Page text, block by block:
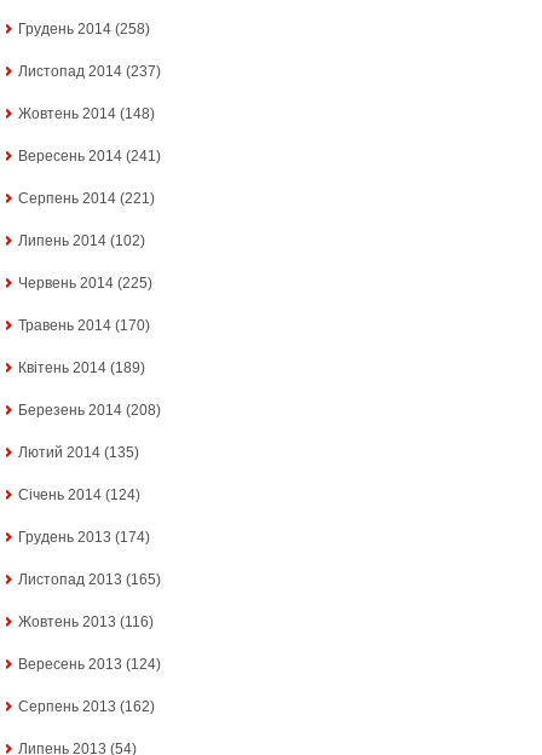
Грудень 2014 (258)
Листопад 2014 (237)
Жовтень 2014 (148)
Вересень 2014 (241)
Серпень 2014 (221)
Липень 2014 (102)
Червень 2014 (225)
Травень 2014 (170)
Квітень 2014 (189)
Березень 2014 (208)
Лютий 2014 (135)
Січень 2014 (124)
Грудень 2013 (174)
Листопад 2013 (165)
Жовтень 2013 (116)
Вересень 2013 (124)
Серпень 2013 (162)
Липень 2013 (54)